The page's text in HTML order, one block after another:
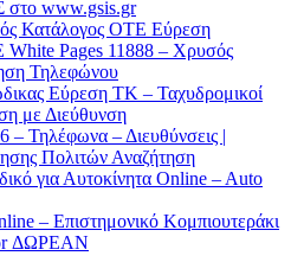
www.gsis.gr
Κατάλογος ΟΤΕ Εύρεση
Pages 11888 – Χρυσός
Τηλεφώνου
Εύρεση ΤΚ – Ταχυδρομικοί
με Διεύθυνση
Τηλέφωνα – Διευθύνσεις |
Πολιτών Αναζήτηση
για Αυτοκίνητα Online – Auto
– Επιστημονικό Κομπιουτεράκι
ΔΩΡΕΑΝ